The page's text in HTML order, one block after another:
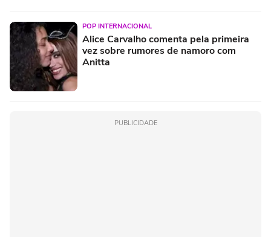
POP INTERNACIONAL
Alice Carvalho comenta pela primeira
vez sobre rumores de namoro com
Anitta
PUBLICIDADE